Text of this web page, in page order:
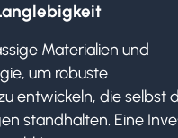
Materialien und
um robuste
entwickeln, die selbst
standhalten. Eine